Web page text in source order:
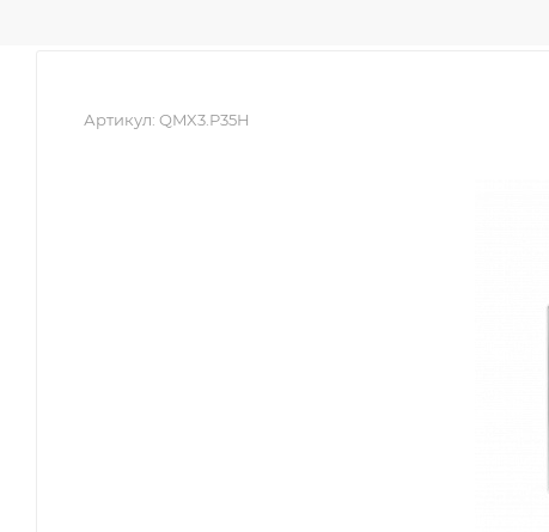
Артикул: QMX3.P35H